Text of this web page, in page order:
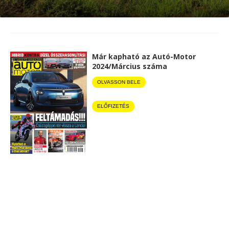
Már kapható az Autó-Motor
2024/Március száma
OLVASSON BELE
ELŐFIZETÉS